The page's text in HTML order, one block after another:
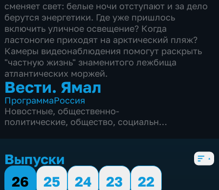
сменяет свет: белые ночи отступают и за дело
берутся энергетики. Где уже пришлось
включить уличное освещение? Когда
ластоногие приходят на арктический пляж?
Камеры видеонаблюдения помогут раскрыть
"частную жизнь" знаменитого лежбища
атлантических моржей.
Вести. Ямал
ПрограммаРоссия
Новостные, общественно-
политические, общество, социально-
Выпуски
26
25 24 23
22